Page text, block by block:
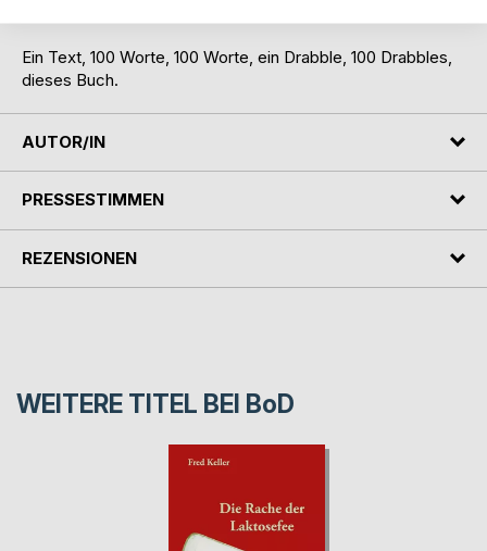
Ein Text, 100 Worte, 100 Worte, ein Drabble, 100 Drabbles,
dieses Buch.
AUTOR/IN
PRESSESTIMMEN
REZENSIONEN
WEITERE TITEL BEI BoD